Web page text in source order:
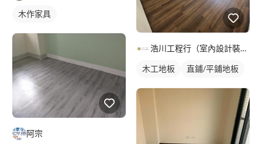
木作家具
阿宗
浩川工程行（室內設計裝修工程）
木工地板 直鋪/平鋪地板